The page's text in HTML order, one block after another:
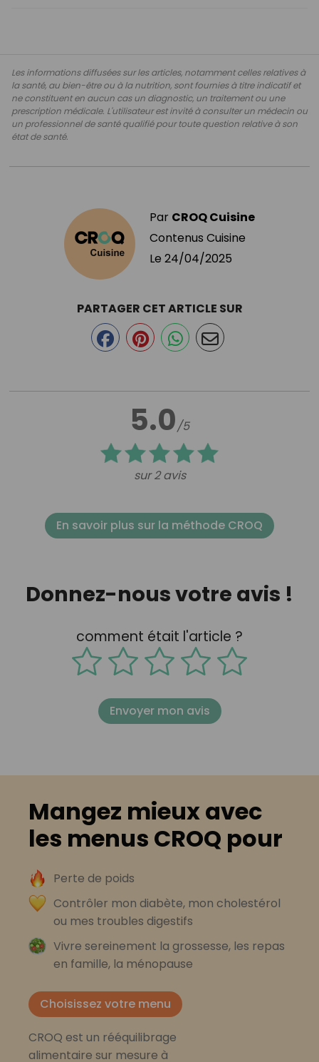
Les informations diffusées sur les articles, notamment celles relatives à
la santé, au bien-être ou à la nutrition, sont fournies à titre indicatif et
ne constituent en aucun cas un diagnostic, un traitement ou une
prescription médicale. L'utilisateur est invité à consulter un médecin ou
un professionnel de santé qualifié pour toute question relative à son
état de santé.
Par CROQ Cuisine
Contenus Cuisine
Le 24/04/2025
5.0/5
sur 2 avis
PARTAGER CET ARTICLE SUR
En savoir plus sur la méthode CROQ
Donnez-nous votre avis !
comment était l'article ?
Envoyer mon avis
Mangez mieux avec
les menus CROQ pour
Perte de poids
Contrôler mon diabète, mon cholestérol
ou mes troubles digestifs
Vivre sereinement la grossesse, les repas
en famille, la ménopause
Choisissez votre menu
CROQ est un rééquilibrage
alimentaire sur mesure à